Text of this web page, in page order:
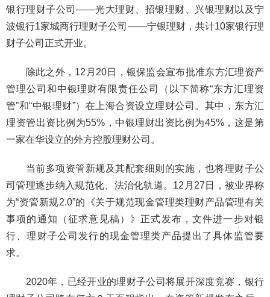
银行理财子公司——光大理财、招银理财、兴银理财以及宁
波银行1家城商行理财子公司——宁银理财，共计10家银行理
财子公司正式开业。
除此之外，12月20日，银保监会宣布批准东方汇理资产
管理公司和中银理财有限责任公司（以下简称“东方汇理资
管”和“中银理财”）在上海合资设立理财公司。其中，东方汇
理资管出资比例为55%，中银理财出资比例为45%，这是第
一家在华设立的外方控股理财公司。
当前多项资管新规及其配套细则的实施，也将理财子公
司管理逐步纳入规范化、法治化轨道。12月27日，被业界称
为“资管新规2.0”的《关于规范现金管理类理财产品管理有关
事项的通知（征求意见稿）》正式发布，文件进一步对银
行、理财子公司发行的现金管理类产品提出了具体监管要
求。
2020年，已经开业的理财子公司将展开深度竞赛，银行